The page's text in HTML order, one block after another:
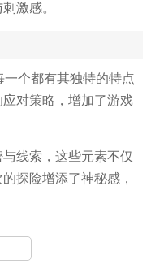
激感。
个都有其独特的特点
对策略，增加了游戏
线索，这些元素不仅
探险增添了神秘感，
廊和突如其来的惊吓
每一次的探索中都充